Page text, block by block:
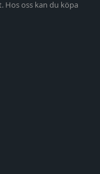
Hos oss kan du köpa